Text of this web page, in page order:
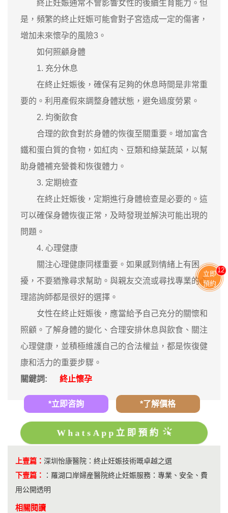
終止妊娠通常不會影響女性的後續生育能力。但
是，頻繁的終止妊娠可能會對子宮造成一定的傷害，
增加未來懷孕的風險3。
如何照顧身體
1. 充分休息
在終止妊娠後，確保有足夠的休息時間是非常重
要的。利用產假來調整身體狀態，避免過度勞累。
2. 均衡飲食
合理的飲食對於身體的恢復至關重要。增加富含
鐵和蛋白質的食物，如紅肉、豆類和綠葉蔬菜，以幫
助身體補充營養和恢復體力。
3. 定期檢查
在終止妊娠後，定期進行身體檢查是必要的。這
可以確保身體恢復正常，及時發現並解決可能出現的
問題。
4. 心理健康
關注心理健康同樣重要。如果感到情緒上有困
擾，不要猶豫尋求幫助。與親友交流或尋找專業的心
理諮詢師都是很好的選擇。
女性在終止妊娠後，應當給予自己充分的關懷和
照顧。了解身體的變化、合理安排休息與飲食、關注
心理健康，並積極維護自己的合法權益，都是恢復健
康和活力的重要步驟。
關鍵詞:
終止懷孕
*立即咨詢 *了解價格
WhatsApp立即預約
上壹篇： 深圳怡康醫院：終止妊娠技術嘅卓越之選
下壹篇：
： 羅湖口岸婦産醫院終止妊娠服務：專業、安全、費
用公開透明
相關閱讀
立即
預約
12